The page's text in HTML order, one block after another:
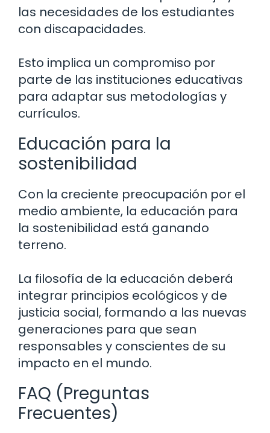
las necesidades de los estudiantes
con discapacidades.
Esto implica un compromiso por
parte de las instituciones educativas
para adaptar sus metodologías y
currículos.
Educación para la
sostenibilidad
Con la creciente preocupación por el
medio ambiente, la educación para
la sostenibilidad está ganando
terreno.
La filosofía de la educación deberá
integrar principios ecológicos y de
justicia social, formando a las nuevas
generaciones para que sean
responsables y conscientes de su
impacto en el mundo.
FAQ (Preguntas
Frecuentes)